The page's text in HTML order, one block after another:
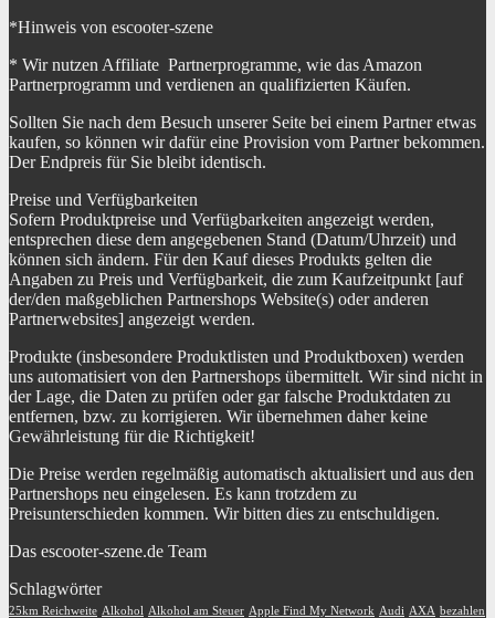
*Hinweis von escooter-szene
* Wir nutzen Affiliate Partnerprogramme, wie das Amazon
Partnerprogramm und verdienen an qualifizierten Käufen.
Sollten Sie nach dem Besuch unserer Seite bei einem Partner etwas
kaufen, so können wir dafür eine Provision vom Partner bekommen.
Der Endpreis für Sie bleibt identisch.
Preise und Verfügbarkeiten
Sofern Produktpreise und Verfügbarkeiten angezeigt werden,
entsprechen diese dem angegebenen Stand (Datum/Uhrzeit) und
können sich ändern. Für den Kauf dieses Produkts gelten die
Angaben zu Preis und Verfügbarkeit, die zum Kaufzeitpunkt [auf
der/den maßgeblichen Partnershops Website(s) oder anderen
Partnerwebsites] angezeigt werden.
Produkte (insbesondere Produktlisten und Produktboxen) werden
uns automatisiert von den Partnershops übermittelt. Wir sind nicht in
der Lage, die Daten zu prüfen oder gar falsche Produktdaten zu
entfernen, bzw. zu korrigieren. Wir übernehmen daher keine
Gewährleistung für die Richtigkeit!
Die Preise werden regelmäßig automatisch aktualisiert und aus den
Partnershops neu eingelesen. Es kann trotzdem zu
Preisunterschieden kommen. Wir bitten dies zu entschuldigen.
Das escooter-szene.de Team
Schlagwörter
25km Reichweite Alkohol Alkohol am Steuer Apple Find My Network Audi AXA bezahlen